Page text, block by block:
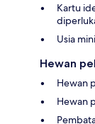
Kartu
Usia
Hewan
Hewan
Hewan